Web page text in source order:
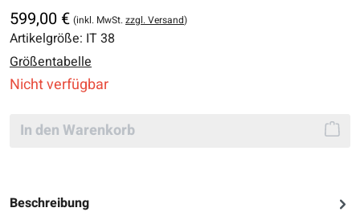
599,00 € (inkl. MwSt.zzgl. Versand)
Artikelgröße: IT 38
Größentabelle
Nicht verfügbar
In den Warenkorb
Beschreibung